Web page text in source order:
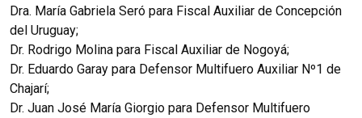
Dra. María Gabriela Seró para Fiscal Auxiliar de Concepción
del Uruguay;
Dr. Rodrigo Molina para Fiscal Auxiliar de Nogoyá;
Dr. Eduardo Garay para Defensor Multifuero Auxiliar Nº1 de
Chajarí;
Dr. Juan José María Giorgio para Defensor Multifuero